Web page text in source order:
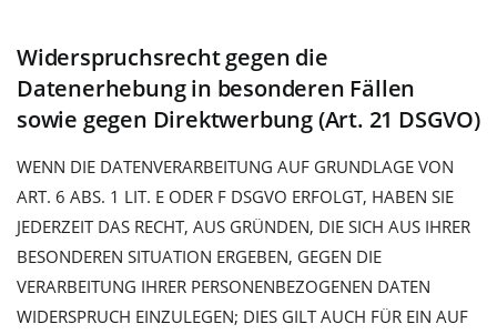
Widerspruchsrecht gegen die
Datenerhebung in besonderen Fällen
sowie gegen Direktwerbung (Art. 21 DSGVO)
WENN DIE DATENVERARBEITUNG AUF GRUNDLAGE VON
ART. 6 ABS. 1 LIT. E ODER F DSGVO ERFOLGT, HABEN SIE
JEDERZEIT DAS RECHT, AUS GRÜNDEN, DIE SICH AUS IHRER
BESONDEREN SITUATION ERGEBEN, GEGEN DIE
VERARBEITUNG IHRER PERSONENBEZOGENEN DATEN
WIDERSPRUCH EINZULEGEN; DIES GILT AUCH FÜR EIN AUF